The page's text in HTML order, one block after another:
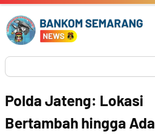
Skip
content
Search
Polda Jateng: Lokasi
Bertambah hingga Ada